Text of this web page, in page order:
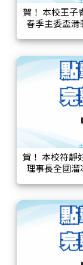
賀！ 本校王子
春季主委盃滑
二名、400
賀！ 本校符靜
理事長全國
計時賽第七名